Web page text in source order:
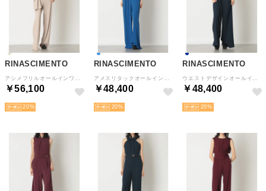
RINASCIMENTO
￥56,100
20
RINASCIMENTO
￥48,400
20
RINASCIMENTO
￥48,400
20